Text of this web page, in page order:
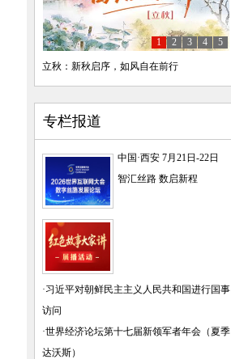
立秋：新秋启序，如风自在前行
1 2 3 4 5
专栏报道
中国·西安 7月21日-22日
智汇丝路 数启新程
·习近平对朝鲜民主主义人民共和国进行国事
访问
·世界经济论坛第十七届新领军者年会（夏季
达沃斯）